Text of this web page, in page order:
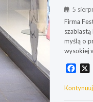
5
Firma
szablastą
myślą o
wysokiej
c